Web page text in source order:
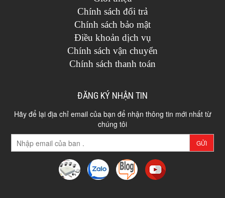
Chính sách đổi trả
Chính sách bảo mật
Điều khoản dịch vụ
Chính sách vận chuyển
Chính sách thanh toán
ĐĂNG KÝ NHẬN TIN
Hãy để lại địa chỉ email của bạn để nhận thông tin mới nhất từ
chúng tôi
GỬI